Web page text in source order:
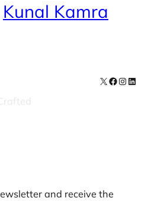
Kunal Kamra
X Facebook
and receive the